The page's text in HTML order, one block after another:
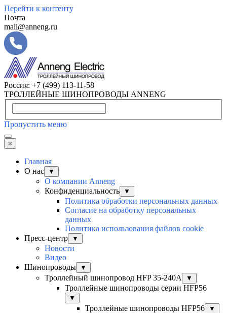
Перейти к контенту
Почта
mail@anneng.ru
Россия: +7 (499) 113-11-58
ТРОЛЛЕЙНЫЕ ШИНОПРОВОДЫ ANNENG
Пропустить меню
×
Главная
О нас
▼
О компании Anneng
Конфиденциальность
▼
Политика обработки персональных данных
Согласие на обработку персональных
данных
Политика использования файлов cookie
Пресс-центр
▼
Новости
Видео
Шинопроводы
▼
Троллейный шинопровод HFP 35-240А ▼
Троллейные шинопроводы серии HFP56
▼
Троллейные шинопроводы HFP56 ▼